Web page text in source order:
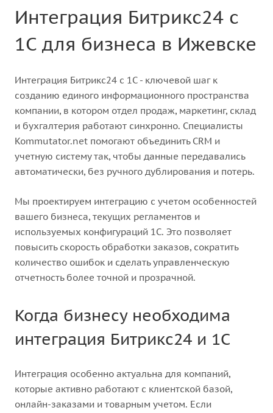
Интеграция Битрикс24 с
1С для бизнеса в Ижевске
Интеграция Битрикс24 с 1С - ключевой шаг к
созданию единого информационного пространства
компании, в котором отдел продаж, маркетинг, склад
и бухгалтерия работают синхронно. Специалисты
Kommutator.net помогают объединить CRM и
учетную систему так, чтобы данные передавались
автоматически, без ручного дублирования и потерь.
Мы проектируем интеграцию с учетом особенностей
вашего бизнеса, текущих регламентов и
используемых конфигураций 1С. Это позволяет
повысить скорость обработки заказов, сократить
количество ошибок и сделать управленческую
отчетность более точной и прозрачной.
Когда бизнесу необходима
интеграция Битрикс24 и 1С
Интеграция особенно актуальна для компаний,
которые активно работают с клиентской базой,
онлайн-заказами и товарным учетом. Если